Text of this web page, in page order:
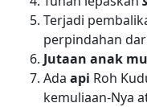
Terjadi
perpindahan
Jutaan anak
Ada api Roh
kemuliaan-Nya